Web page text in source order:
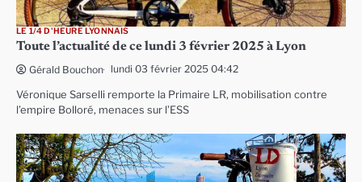
LE 1/4 D'HEURE LYONNAIS
Toute l’actualité de ce lundi 3 février 2025 à Lyon
Gérald Bouchon lundi 03 février 2025 04:42
Véronique Sarselli remporte la Primaire LR, mobilisation contre
l’empire Bolloré, menaces sur l’ESS